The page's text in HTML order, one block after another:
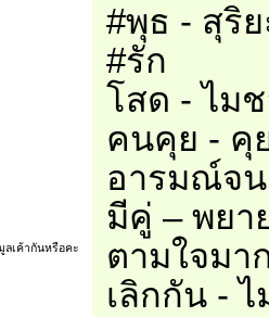
เค้ากันหรือคะ
#พุธ - สุริ
#รัก
โสด - ไม
คนคุย - คุ
อารมณ์จน
มีคู่ – พยา
ตามใจมา
เลิกกัน -